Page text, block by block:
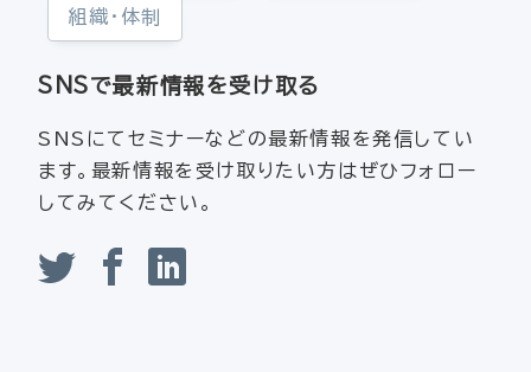
組織・体制
SNSで最新情報を受け取る
SNSにてセミナーなどの最新情報を発信してい
ます。最新情報を受け取りたい方はぜひフォロー
してみてください。